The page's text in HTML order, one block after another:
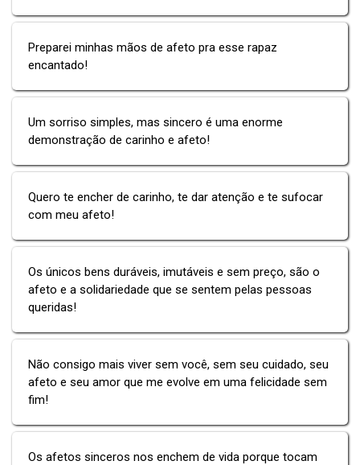
Preparei minhas mãos de afeto pra esse rapaz
encantado!
Um sorriso simples, mas sincero é uma enorme
demonstração de carinho e afeto!
Quero te encher de carinho, te dar atenção e te sufocar
com meu afeto!
Os únicos bens duráveis, imutáveis e sem preço, são o
afeto e a solidariedade que se sentem pelas pessoas
queridas!
Não consigo mais viver sem você, sem seu cuidado, seu
afeto e seu amor que me evolve em uma felicidade sem
fim!
Os afetos sinceros nos enchem de vida porque tocam